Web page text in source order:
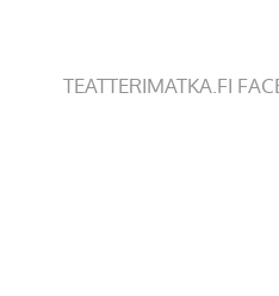
TEATTERIMATKA.FI